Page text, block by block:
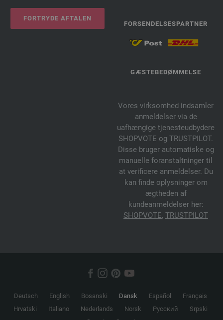
FORTRYDE AFTALEN
FORSENDELSESPARTNER
GÆSTEBEDØMMELSE
Vores virksomhed indsamler
anmeldelser via de
uafhængige tjenesteudbydere
SHOPVOTE og TRUSTPILOT.
Disse bruger automatiske og
manuelle foranstaltninger til
at verificere anmeldelser. Du
kan finde oplysninger om
ægtheden af
kundeanmeldelser her:
SHOPVOTE, TRUSTPILOT
Deutsch English Bosanski Dansk Español
Français
Hrvatski
Italiano Nederlands Norsk Русский
Srpski